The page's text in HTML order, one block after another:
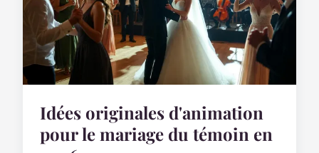
Idées originales d'animation
pour le mariage du témoin en